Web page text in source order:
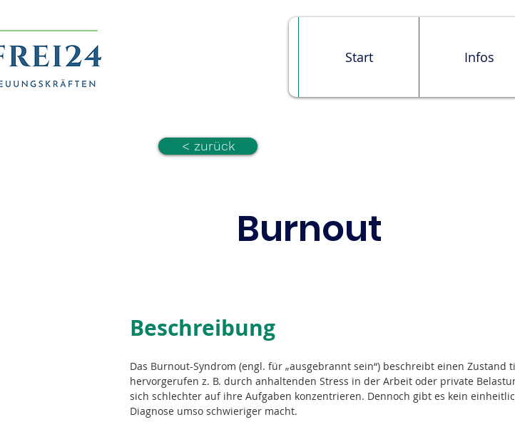
Start Infos
< zurück
Burnout
Beschreibung
Das Burnout-Syndrom (engl. für „ausgebrannt sein“) beschreibt einen Zustand
hervorgerufen z. B. durch anhaltenden Stress in der Arbeit oder private
sich schlechter auf ihre Aufgaben konzentrieren. Dennoch gibt es kein
Diagnose umso schwieriger macht.